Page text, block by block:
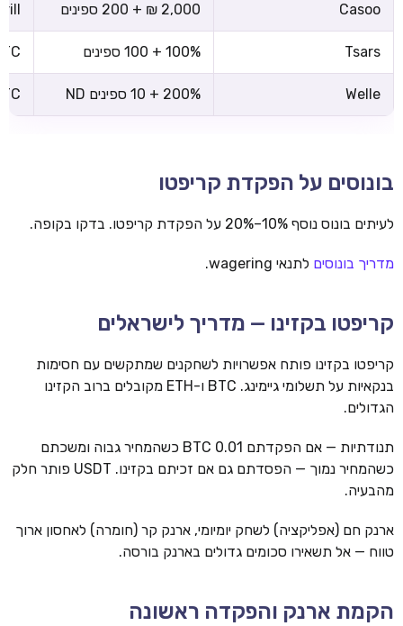
Casoo 2,000 ₪ + 200 ספינים
Tsars 100% + 100 ספינים
Welle 200% + 10 ספינים ND
בונוסים על הפקדת קריפטו
לעיתים בונוס נוסף 10%–20% על הפקדת קריפטו. בדקו בקופה.
מדריך בונוסים לתנאי wagering.
קריפטו בקזינו — מדריך לישראלים
קריפטו בקזינו פותח אפשרויות לשחקנים שמתקשים עם חסימות
בנקאיות על תשלומי גיימינג. BTC ו-ETH מקובלים ברוב הקזינו
הגדולים.
תנודתיות — אם הפקדתם 0.01 BTC כשהמחיר גבוה ומשכתם
כשהמחיר נמוך — הפסדתם גם אם זכיתם בקזינו. USDT פותר חלק
מהבעיה.
ארנק חם (אפליקציה) לשחק יומיומי, ארנק קר (חומרה) לאחסון ארוך
טווח — אל תשאירו סכומים גדולים בארנק בורסה.
הקמת ארנק והפקדה ראשונה